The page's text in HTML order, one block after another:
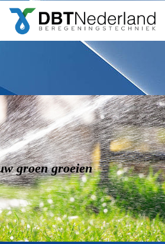
groen groeien